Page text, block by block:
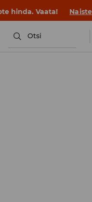
stiiliga! Naistele
Otsi